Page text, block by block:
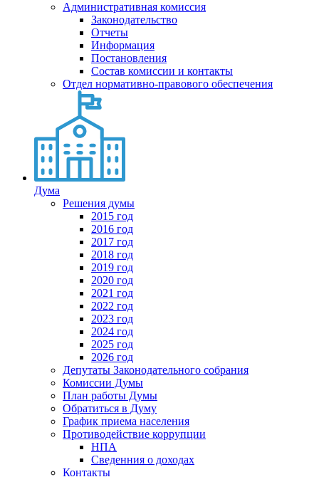
Административная комиссия
Законодательство
Отчеты
Информация
Постановления
Состав комиссии и контакты
Отдел нормативно-правового обеспечения
Дума
Решения думы
2015 год
2016 год
2017 год
2018 год
2019 год
2020 год
2021 год
2022 год
2023 год
2024 год
2025 год
2026 год
Депутаты Законодательного собрания
Комиссии Думы
План работы Думы
Обратиться в Думу
График приема населения
Противодействие коррупции
НПА
Сведенния о доходах
Контакты